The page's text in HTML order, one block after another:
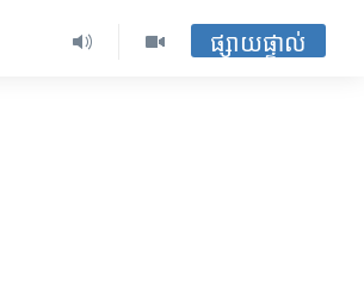
ផ្សាយផ្ទាល់